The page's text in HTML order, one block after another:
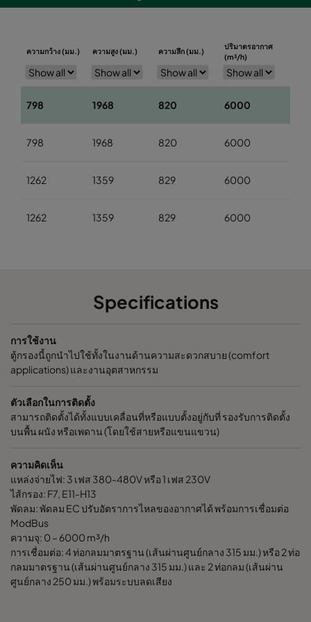
ความกว้าง (มม.) ความสูง (มม.) ความลึก (มม.)
ปริมาตรอากาศ
(m³/h)
798 1968 820 6000
798 1968 820 6000
1262 1359 829 6000
1262 1359 829 6000
Specifications
การใช้งาน
ตู้กรองนี้ถูกนำไปใช้ทั้งในงานด้านความสะดวกสบาย (comfort
applications) และงานอุตสาหกรรม
ตัวเลือกในการติดตั้ง
สามารถติดตั้งได้ทั้งแบบเคลื่อนที่หรือแบบตั้งอยู่กับที่ รองรับการติดตั้ง
บนพื้น ผนัง หรือเพดาน (โดยใช้สายหรือแขนแขวน)
ความคิดเห็น
แหล่งจ่ายไฟ: 3 เฟส 380-480V หรือ 1 เฟส 230V
ไส้กรอง: F7, E11-H13
พัดลม: พัดลม EC ปรับอัตราการไหลของอากาศได้ พร้อมการเชื่อมต่อ
ModBus
ความจุ: 0 – 6000 m³/h
การเชื่อมต่อ: 4 ท่อกลมมาตรฐาน (เส้นผ่านศูนย์กลาง 315 มม.) หรือ 2 ท่อ
กลมมาตรฐาน (เส้นผ่านศูนย์กลาง 315 มม.) และ 2 ท่อกลม (เส้นผ่าน
ศูนย์กลาง 250 มม.) พร้อมระบบลดเสียง